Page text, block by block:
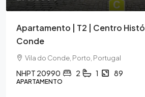
Apartamento | T2 | Centro
Conde
Vila do Conde, Porto, Portugal
NHPT 20990 2 1 89
APARTAMENTO